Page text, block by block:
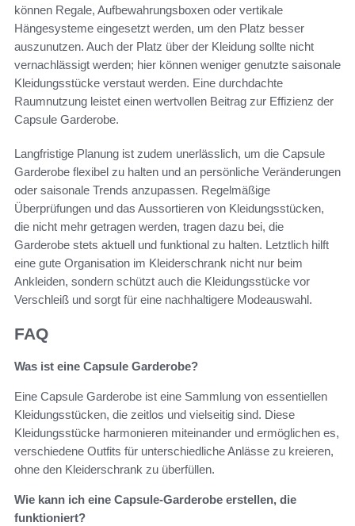
können Regale, Aufbewahrungsboxen oder vertikale
Hängesysteme eingesetzt werden, um den Platz besser
auszunutzen. Auch der Platz über der Kleidung sollte nicht
vernachlässigt werden; hier können weniger genutzte saisonale
Kleidungsstücke verstaut werden. Eine durchdachte
Raumnutzung leistet einen wertvollen Beitrag zur Effizienz der
Capsule Garderobe.
Langfristige Planung ist zudem unerlässlich, um die Capsule
Garderobe flexibel zu halten und an persönliche Veränderungen
oder saisonale Trends anzupassen. Regelmäßige
Überprüfungen und das Aussortieren von Kleidungsstücken,
die nicht mehr getragen werden, tragen dazu bei, die
Garderobe stets aktuell und funktional zu halten. Letztlich hilft
eine gute Organisation im Kleiderschrank nicht nur beim
Ankleiden, sondern schützt auch die Kleidungsstücke vor
Verschleiß und sorgt für eine nachhaltigere Modeauswahl.
FAQ
Was ist eine Capsule Garderobe?
Eine Capsule Garderobe ist eine Sammlung von essentiellen
Kleidungsstücken, die zeitlos und vielseitig sind. Diese
Kleidungsstücke harmonieren miteinander und ermöglichen es,
verschiedene Outfits für unterschiedliche Anlässe zu kreieren,
ohne den Kleiderschrank zu überfüllen.
Wie kann ich eine Capsule-Garderobe erstellen, die
funktioniert?